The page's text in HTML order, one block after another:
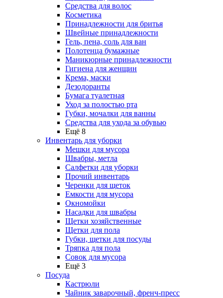
Средства для волос
Косметика
Принадлежности для бритья
Швейные принадлежности
Гель, пена, соль для ван
Полотенца бумажные
Маникюрные принадлежности
Гигиена для женщин
Крема, маски
Дезодоранты
Бумага туалетная
Уход за полостью рта
Губки, мочалки для ванны
Средства для ухода за обувью
Ещё 8
Инвентарь для уборки
Мешки для мусора
Швабры, метла
Салфетки для уборки
Прочий инвентарь
Черенки для щеток
Емкости для мусора
Окномойки
Насадки для швабры
Щетки хозяйственные
Щетки для пола
Губки, щетки для посуды
Тряпка для пола
Совок для мусора
Ещё 3
Посуда
Кастрюли
Чайник заварочный, френч-пресс